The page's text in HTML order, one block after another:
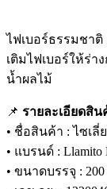
ไฟเบอร์ธรรมชาติ
เติมไฟเบอร์ให้ร่า
น้ำผลไม้
📌 รายละเอียดสิน
• ชื่อสินค้า : ไซเลี่
• แบรนด์ : Llamito
• ขนาดบรรจุ :